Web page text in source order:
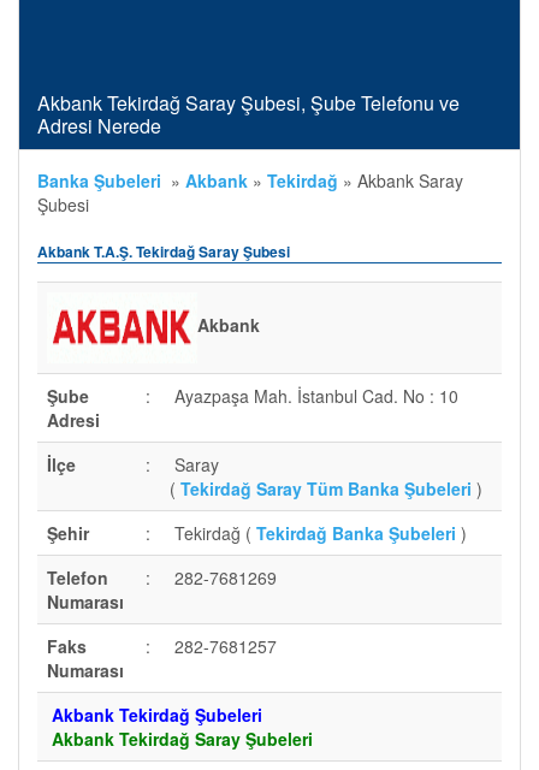
Akbank Tekirdağ Saray Şubesi, Şube Telefonu ve
Adresi Nerede
Banka Şubeleri » Akbank » Tekirdağ » Akbank Saray
Şubesi
Akbank T.A.Ş. Tekirdağ Saray Şubesi
Akbank
Şube
Adresi
: Ayazpaşa Mah. İstanbul Cad. No : 10
İlçe :
Saray
( Tekirdağ Saray Tüm Banka Şubeleri )
Şehir
: Tekirdağ ( Tekirdağ Banka Şubeleri )
Telefon
Numarası
: 282-7681269
Faks
Numarası
: 282-7681257
Akbank Tekirdağ Şubeleri
Akbank Tekirdağ Saray Şubeleri